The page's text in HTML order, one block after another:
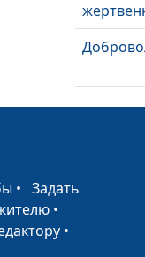
•Задать
•
•